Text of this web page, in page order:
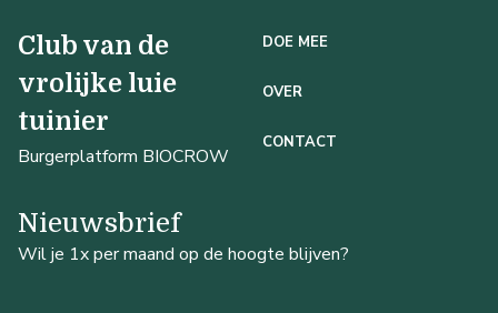
Club van de
vrolijke luie
tuinier
Burgerplatform BIOCROW
DOE MEE
OVER
CONTACT
Nieuwsbrief
Wil je 1x per maand op de hoogte blijven?